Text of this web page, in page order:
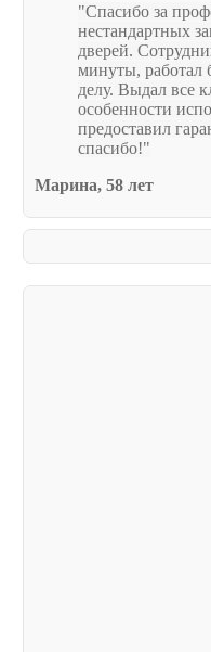
Спасибо за
нестандартных
дверей.
минуты, работал
делу. Выдал все
особенности
предоставил
спасибо!
Марина, 58 лет